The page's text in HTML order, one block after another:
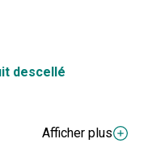
descellé
Afficher plus